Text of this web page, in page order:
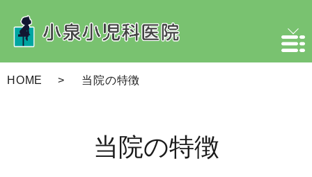
HOME 当院の特徴
当院の特徴